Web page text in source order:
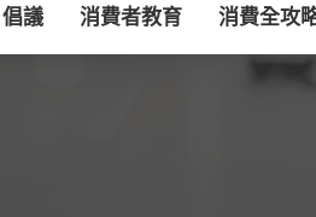
倡議 消費者教育 消費全攻